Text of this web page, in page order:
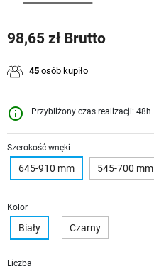
98,65 zł Brutto
45 osób kupiło
info_outline Przybliżony czas realizacji: 48h
Szerokość wnęki
645-910 mm 545-700 mm
Kolor
Biały Czarny
Liczba